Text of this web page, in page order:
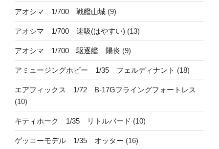
アオシマ 1/700 戦艦山城 (9)
アオシマ 1/700 速吸(はやすい) (13)
アオシマ 1/700 駆逐艦 陽炎 (9)
アミュージングホビー 1/35 フェルディナント (18)
エアフィックス 1/72 B-17Gフライングフォートレス
(10)
キティホーク 1/35 リトルバード (10)
ゲッコーモデル 1/35 オッター (16)